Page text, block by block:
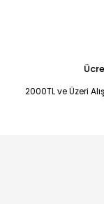
2000TL ve Üzeri